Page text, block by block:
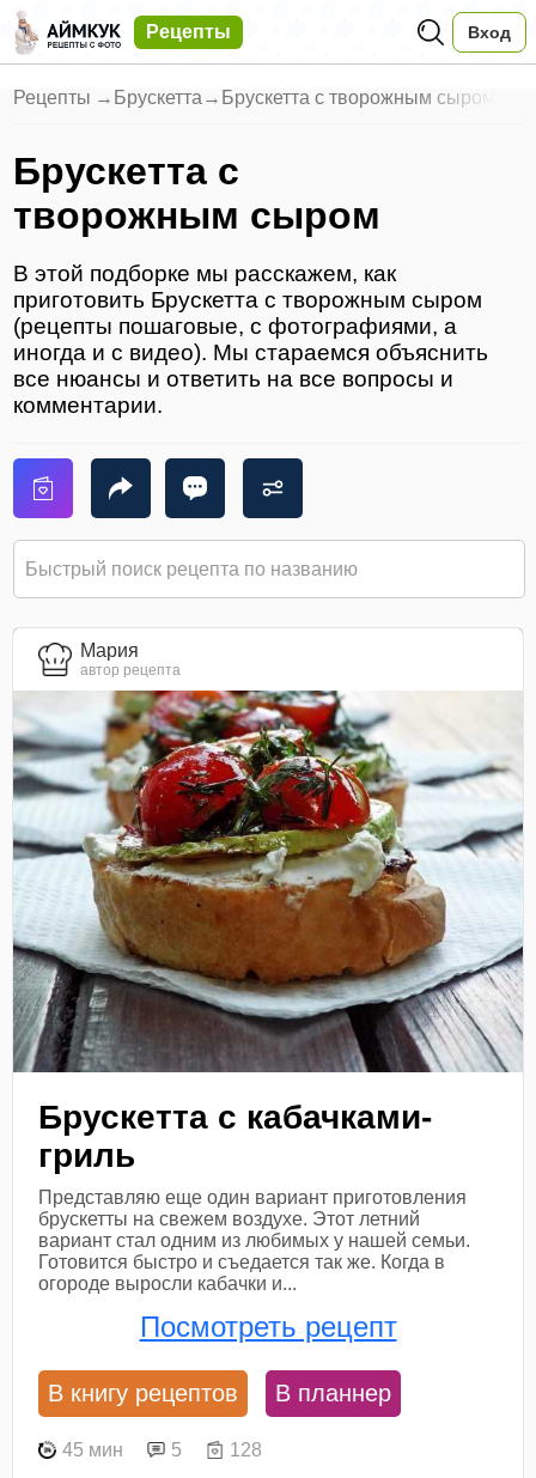
Рецепты Вход
Рецепты → Брускетта → Брускетта с творожным сыром
Брускетта с
творожным сыром
В этой подборке мы расскажем, как
приготовить Брускетта с творожным сыром
(рецепты пошаговые, с фотографиями, а
иногда и с видео). Мы стараемся объяснить
все нюансы и ответить на все вопросы и
комментарии.
Мария
автор рецепта
Брускетта с кабачками-
гриль
Представляю еще один вариант приготовления
брускетты на свежем воздухе. Этот летний
вариант стал одним из любимых у нашей семьи.
Готовится быстро и съедается так же. Когда в
огороде выросли кабачки и...
Посмотреть рецепт
В книгу рецептов В планнер
45 мин 5 128